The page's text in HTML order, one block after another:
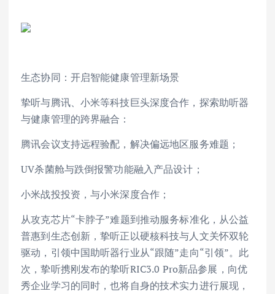
生态协同：开启智能健康管理新场景
挚听与腾讯、小米等科技巨头深度合作，探索助听器
与健康管理的跨界融合：
腾讯会议支持远程验配，解决偏远地区服务难题；
UV杀菌舱与跌倒报警功能融入产品设计；
小米战投投资，与小米深度合作；
从攻克芯片“卡脖子”难题到推动服务标准化，从公益
普惠到生态创新，挚听正以硬核科技与人文关怀双轮
驱动，引领中国助听器行业从“跟随”走向“引领”。此
次，挚听携刚发布的挚听RIC3.0 Pro新品参展，向优
秀企业学习的同时，也将自身的技术实力进行展现，